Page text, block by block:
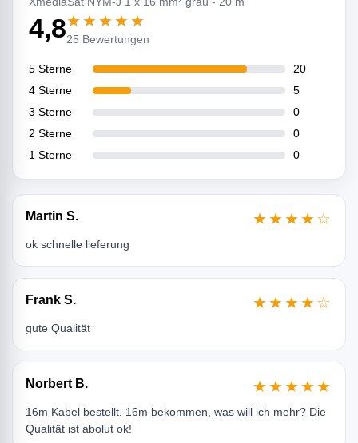
4,8★★★★★
25 Bewertungen
5 Sterne
20
4 Sterne
5
3 Sterne
0
2 Sterne
0
1 Sterne
0
Martin S. ★★★★☆
ok schnelle lieferung
Frank S. ★★★★☆
gute Qualität
Norbert B. ★★★★★
16m Kabel bestellt, 16m bekommen, was will ich mehr? Die
Qualität ist abolut ok!